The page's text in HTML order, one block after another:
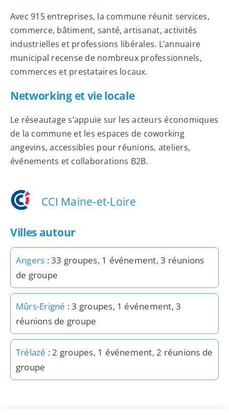
Avec 915 entreprises, la commune réunit services,
commerce, bâtiment, santé, artisanat, activités
industrielles et professions libérales. L’annuaire
municipal recense de nombreux professionnels,
commerces et prestataires locaux.
Networking et vie locale
Le réseautage s’appuie sur les acteurs économiques
de la commune et les espaces de coworking
angevins, accessibles pour réunions, ateliers,
événements et collaborations B2B.
CCI Maine-et-Loire
Villes autour
Angers : 33 groupes, 1 événement, 3 réunions
de groupe
Mûrs-Erigné : 3 groupes, 1 événement, 3
réunions de groupe
Trélazé : 2 groupes, 1 événement, 2 réunions de
groupe